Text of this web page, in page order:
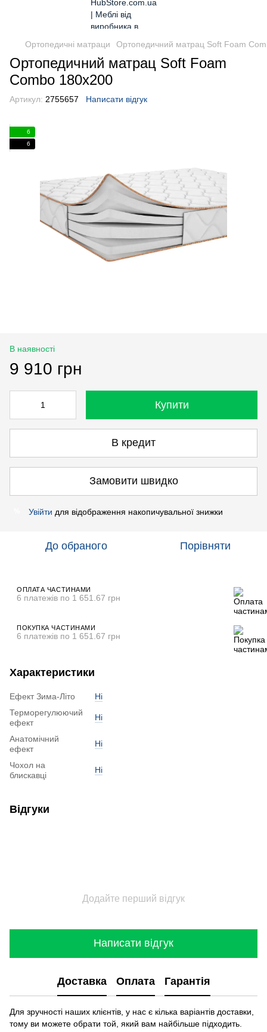
Ортопедичні матраци Ортопедичний матрац Soft Foam
Ортопедичний матрац Soft Foam
Combo 180x200
Артикул: 2755657 Написати відгук
6
6
В наявності
9 910 грн
Купити
В кредит
Замовити швидко
Увійти для відображення накопичувальної знижки
До обраного Порівняти
ОПЛАТА ЧАСТИНАМИ
6 платежів по 1 651.67 грн
ПОКУПКА ЧАСТИНАМИ
6 платежів по 1 651.67 грн
Характеристики
Ефект Зима-Літо
Ні
Терморегулюючий
ефект
Ні
Анатомічний
ефект
Ні
Чохол на
блискавці
Ні
Відгуки
Додайте перший відгук
Написати відгук
Доставка Оплата Гарантія
Для зручності наших клієнтів, у нас є кілька варіантів доставки,
тому ви можете обрати той, який вам найбільше підходить.